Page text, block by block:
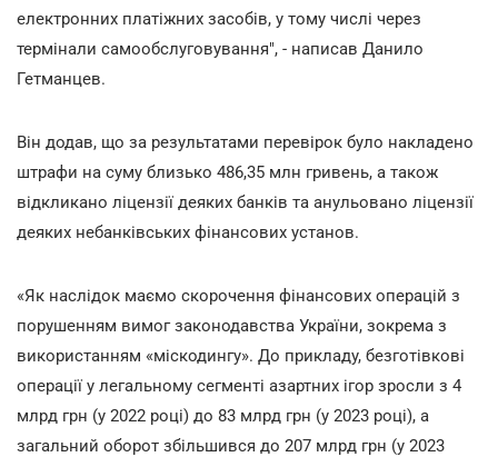
електронних платіжних засобів, у тому числі через
термінали самообслуговування", - написав Данило
Гетманцев.
Він додав, що за результатами перевірок було накладено
штрафи на суму близько 486,35 млн гривень, а також
відкликано ліцензії деяких банків та анульовано ліцензії
деяких небанківських фінансових установ.
«Як наслідок маємо скорочення фінансових операцій з
порушенням вимог законодавства України, зокрема з
використанням «міскодингу». До прикладу, безготівкові
операції у легальному сегменті азартних ігор зросли з 4
млрд грн (у 2022 році) до 83 млрд грн (у 2023 році), а
загальний оборот збільшився до 207 млрд грн (у 2023